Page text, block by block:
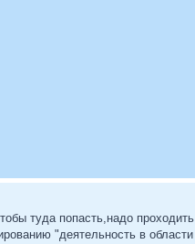
туда попасть,надо проходить
"деятельность в области